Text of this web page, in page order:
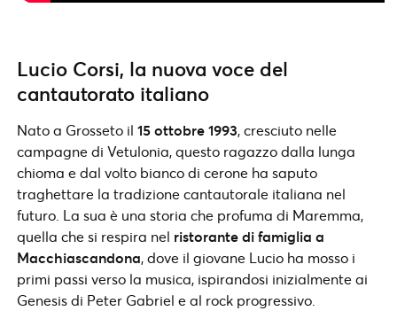
Lucio Corsi, la nuova voce del
cantautorato italiano
Nato a Grosseto il 15 ottobre 1993, cresciuto nelle
campagne di Vetulonia, questo ragazzo dalla lunga
chioma e dal volto bianco di cerone ha saputo
traghettare la tradizione cantautorale italiana nel
futuro. La sua è una storia che profuma di Maremma,
quella che si respira nel ristorante di famiglia a
Macchiascandona, dove il giovane Lucio ha mosso i
primi passi verso la musica, ispirandosi inizialmente ai
Genesis di Peter Gabriel e al rock progressivo.